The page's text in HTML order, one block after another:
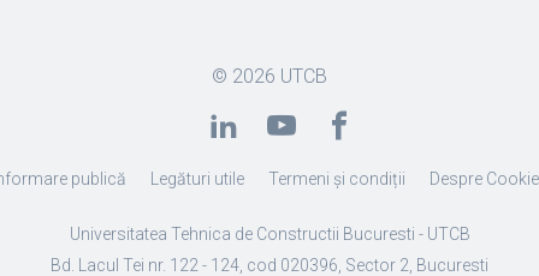
© 2026 UTCB
publică Legături utile Termeni și condiții Despre
Universitatea Tehnica de Constructii Bucuresti - UTCB
Bd. Lacul Tei nr. 122 - 124, cod 020396, Sector 2, Bucuresti